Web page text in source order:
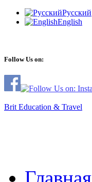
Русский
English
Follow Us on:
Brit Education & Travel